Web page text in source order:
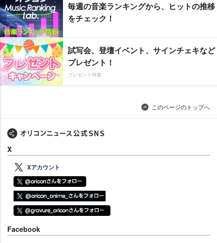
毎週の音楽ランキングから、ヒットの推移
をチェック！
試写会、登壇イベント、サインチェキなど
プレゼント！
プレゼント特集
このページのトップへ
X
Xアカウント
Facebook